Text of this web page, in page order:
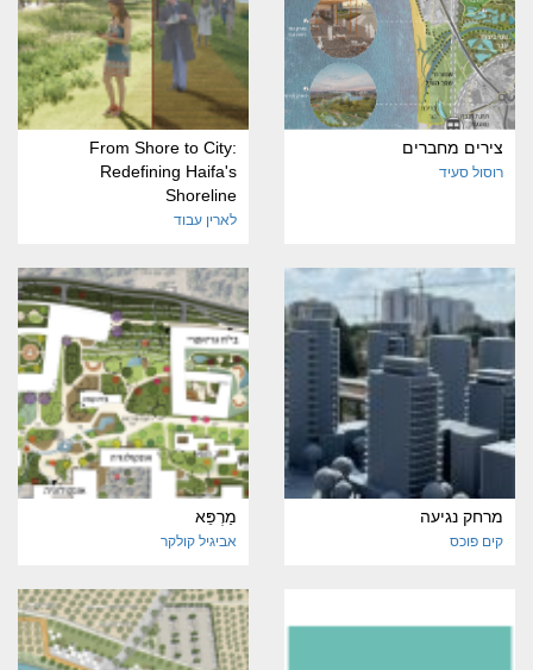
צירים מחברים
רוסול סעיד
From Shore to City:
Redefining Haifa's
Shoreline
לארין עבוד
מרחק נגיעה
קים פוכס
מַרְפֵּא
אביגיל קולקר